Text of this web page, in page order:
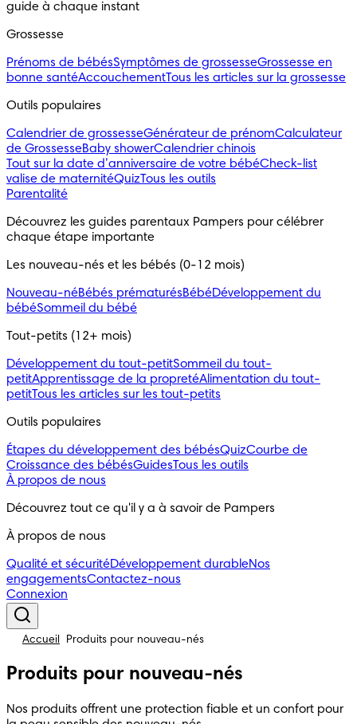
guide à chaque instant
Grossesse
Prénoms de bébésSymptômes de grossesseGrossesse en
bonne santéAccouchementTous les articles sur la grossesse
Outils populaires
Calendrier de grossesseGénérateur de prénomCalculateur
de GrossesseBaby showerCalendrier chinois
Tout sur la date d’anniversaire de votre bébéCheck-list
valise de maternitéQuizTous les outils
Parentalité
Découvrez les guides parentaux Pampers pour célébrer
chaque étape importante
Les nouveau-nés et les bébés (0-12 mois)
Nouveau-néBébés prématurésBébéDéveloppement du
bébéSommeil du bébé
Tout-petits (12+ mois)
Développement du tout-petitSommeil du tout-
petitApprentissage de la propretéAlimentation du tout-
petitTous les articles sur les tout-petits
Outils populaires
Étapes du développement des bébésQuizCourbe de
Croissance des bébésGuidesTous les outils
À propos de nous
Découvrez tout ce qu'il y a à savoir de Pampers
À propos de nous
Qualité et sécuritéDéveloppement durableNos
engagementsContactez-nous
Connexion
Accueil Produits pour nouveau-nés
Produits pour nouveau-nés
Nos produits offrent une protection fiable et un confort pour